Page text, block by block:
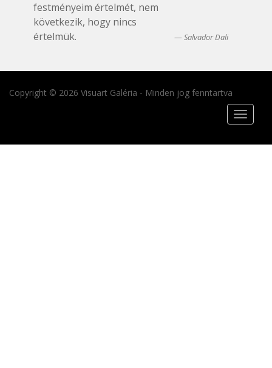
festményeim értelmét, nem
következik, hogy nincs
értelmük.
Salvador Dali
Copyright © 2026 Visuart Galéria - Minden jog fenntartva
Toggle